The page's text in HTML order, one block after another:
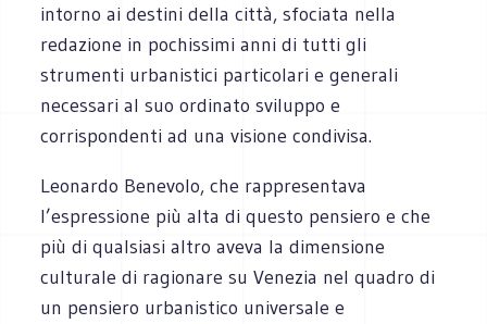
intorno ai destini della città, sfociata nella
redazione in pochissimi anni di tutti gli
strumenti urbanistici particolari e generali
necessari al suo ordinato sviluppo e
corrispondenti ad una visione condivisa.
Leonardo Benevolo, che rappresentava
l’espressione più alta di questo pensiero e che
più di qualsiasi altro aveva la dimensione
culturale di ragionare su Venezia nel quadro di
un pensiero urbanistico universale e